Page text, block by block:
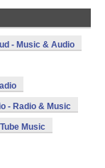
- Music & Audio
- Radio & Music
Music